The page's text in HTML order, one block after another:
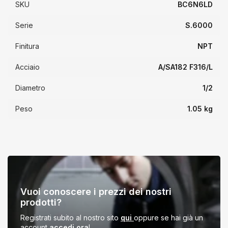
SKU BC6N6LD
Serie S.6000
Finitura NPT
Acciaio A/SA182 F316/L
Diametro 1/2
Peso 1.05 kg
Vuoi
conoscere
i
prezzi
dei
nostri
Vuoi conoscere i prezzi dei nostri
prodotti?
Registrati subito al nostro sito qui oppure se hai già un